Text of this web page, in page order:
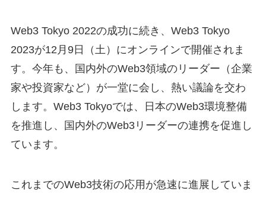
Web3 Tokyo 2022の成功に続き、Web3 Tokyo
2023が12月9日（土）にオンラインで開催されま
す。今年も、国内外のWeb3領域のリーダー（企業
家や投資家など）が一堂に会し、熱い議論を交わ
します。Web3 Tokyoでは、日本のWeb3環境整備
を推進し、国内外のWeb3リーダーの連携を促進し
ています。
これまでのWeb3技術の応用が急速に進展していま